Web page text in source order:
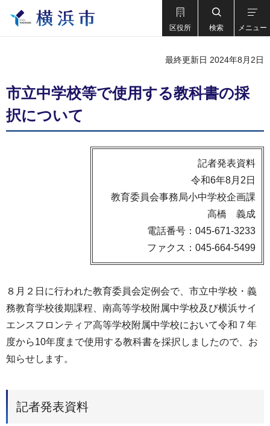
区役所 検索 メニュー
最終更新日 2024年8月2日
市立中学校等で使用する教科書の採
択について
記者発表資料
令和6年8月2日
教育委員会事務局小中学校企画課
高橋 義成
電話番号：045-671-3233
ファクス：045-664-5499
８月２日に行われた教育委員会定例会で、市立中学校・義
務教育学校後期課程、南高等学校附属中学校及び横浜サイ
エンスフロンティア高等学校附属中学校において令和７年
度から10年度まで使用する教科書を採択しましたので、お
知らせします。
記者発表資料